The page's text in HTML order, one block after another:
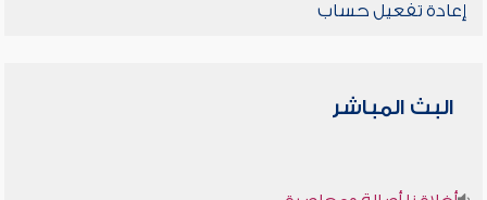
إعادة تفعيل حساب
البث المباشر